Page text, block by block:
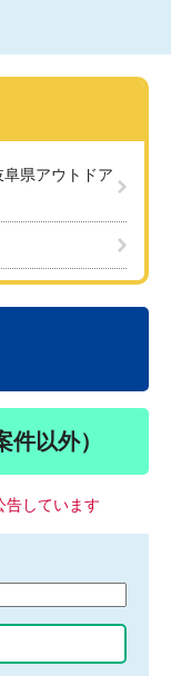
県アウトドア
以外）
告しています